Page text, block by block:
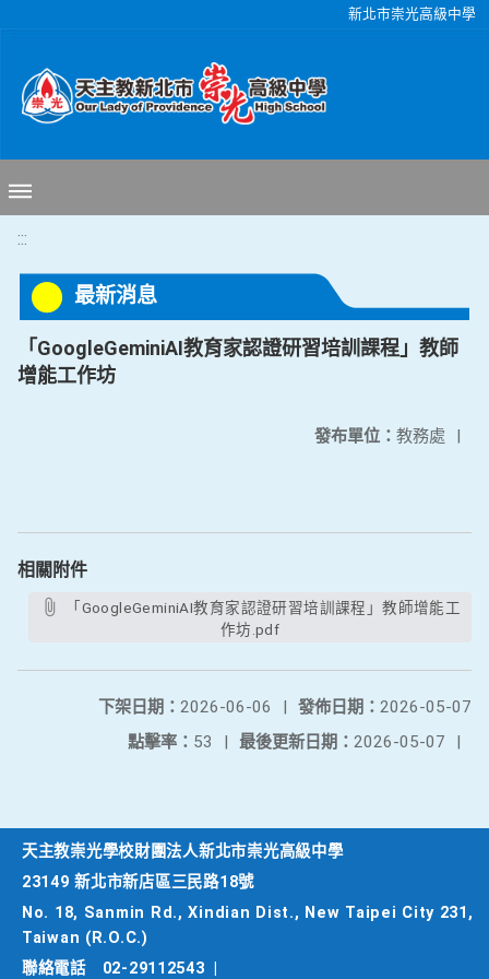
新北市崇光高級中學
:::
最新消息
「GoogleGeminiAI教育家認證研習培訓課程」教師
增能工作坊
發布單位： 教務處 |
相關附件
作坊.pdf
發佈日期： 2026-05-07
下架日期： 2026-06-06
|
最後更新日期： 2026-05-07 |
點擊率： 53 |
天主教崇光學校財團法人新北市崇光高級中學
23149 新北市新店區三民路18號
No. 18, Sanmin Rd., Xindian Dist., New Taipei City 231,
Taiwan (R.O.C.)
聯絡電話
02-29112543